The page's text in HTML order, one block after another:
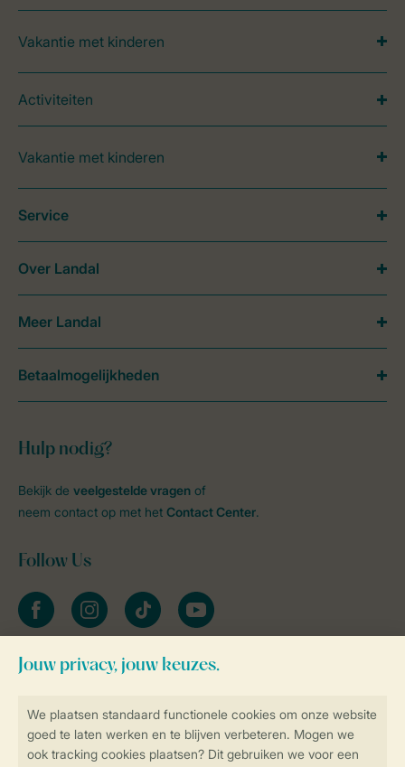
Veilig en snel online boeken
Vakantie met kinderen
Activiteiten
Vakantie met kinderen
Hulp nodig?
Bekijk de veelgestelde vragen of
neem contact op met het Contact Center.
Follow Us
facebookinstagramtiktok youtube
Blijf op de hoogte
Service
Over Landal
Meer Landal
Betaalmogelijkheden